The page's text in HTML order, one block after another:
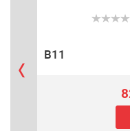
B11